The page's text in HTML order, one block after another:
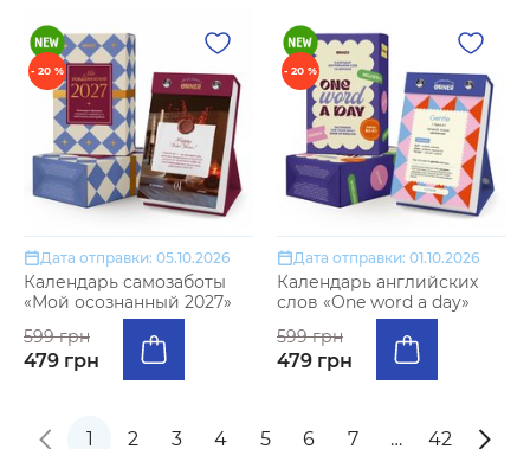
- 20 %
Дата отправки: 05.10.2026
Календарь самозаботы
«Мой осознанный 2027»
599 грн
479 грн
- 20 %
Дата отправки: 01.10.2026
Календарь английских
слов «One word a day»
599 грн
479 грн
1 2 3 4 5 6 7 … 42